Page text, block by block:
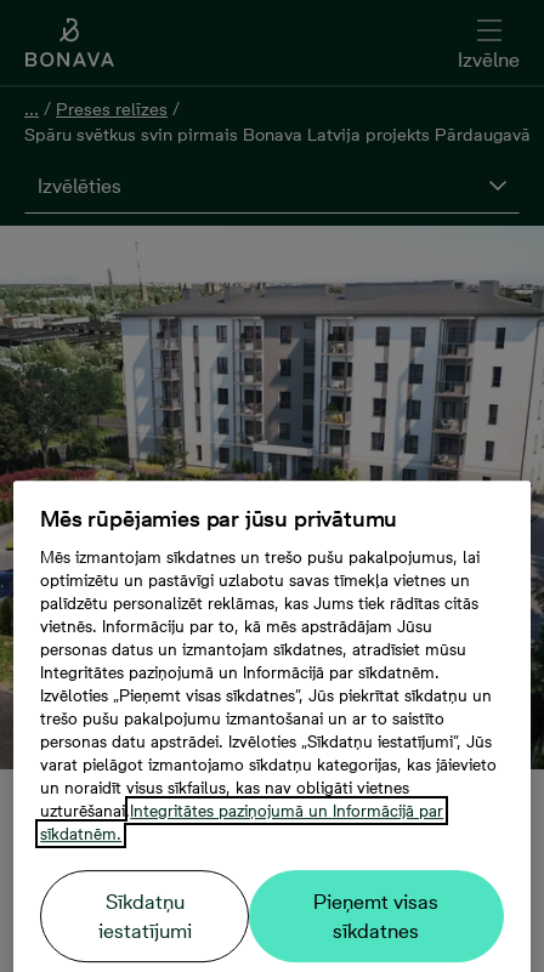
Izvēlne
... / Preses relīzes /
Spāru svētkus svin pirmais Bonava Latvija projekts Pārdaugavā
Izvēlēties
Izvēlēties
Spāru svētkus svin
Mēs rūpējamies par jūsu privātumu
Mēs izmantojam sīkdatnes un trešo pušu pakalpojumus, lai
optimizētu un pastāvīgi uzlabotu savas tīmekļa vietnes un
palīdzētu personalizēt reklāmas, kas Jums tiek rādītas citās
vietnēs. Informāciju par to, kā mēs apstrādājam Jūsu
personas datus un izmantojam sīkdatnes, atradīsiet mūsu
Integritātes paziņojumā un Informācijā par sīkdatnēm.
Izvēloties „Pieņemt visas sīkdatnes”, Jūs piekrītat sīkdatņu un
trešo pušu pakalpojumu izmantošanai un ar to saistīto
personas datu apstrādei. Izvēloties „Sīkdatņu iestatījumi”, Jūs
varat pielāgot izmantojamo sīkdatņu kategorijas, kas jāievieto
un noraidīt visus sīkfailus, kas nav obligāti vietnes
uzturēšanai.Integritātes paziņojumā un Informācijā par
sīkdatnēm.
Sīkdatņu
iestatījumi
Pieņemt visas
sīkdatnes